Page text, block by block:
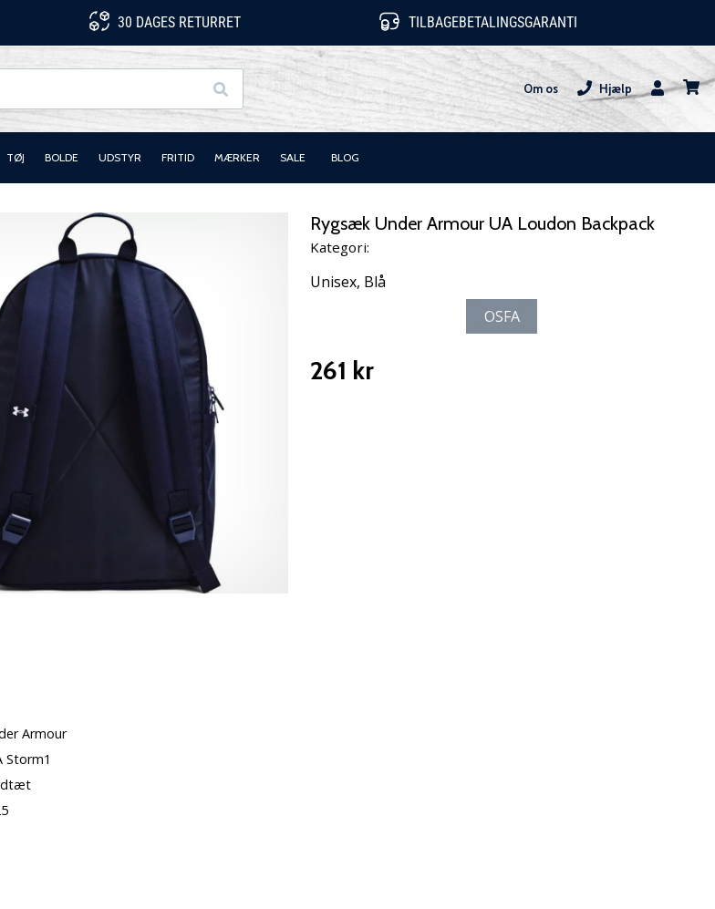
30 DAGES RETURRET TILBAGEBETALINGSGARANTI
Om os
Hjælp
Bruger
TØJ BOLDE UDSTYR FRITID MÆRKER SALE BLOG
Rygsæk Under Armour UA Loudon Backpack
Kategori:
Unisex, Blå
OSFA
261 kr
Armour
Storm1